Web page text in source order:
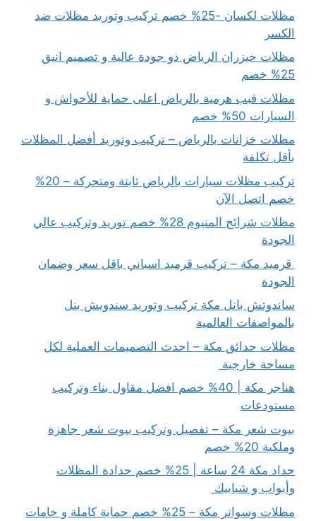
مظلات لكسان -25% خصم تركيب وتوريد مظلات ضد
الكسر
مظلات خيزران الرياض ذو جودة عالية و تصميم انيق
25% خصم
مظلات قبب هرمية بالرياض اعلى حماية للأحواش و
السيارات 50% خصم
مظلات خزانات بالرياض – تركيب وتوريد أفضل المظلات
بأقل تكلفة
تركيب مظلات سيارات بالرياض ثابتة ومتحركة – 20%
خصم اتصل الآن
مظلات شرائح المنيوم 28% خصم توريد وتركيب عالي
الجودة
قرميد مكة – تركيب قرميد اسباني باقل سعر وضمان
الجودة
ساندوتش بانل مكة تركيب وتوريد سندويش بنل
بالمواصفات العالمية
مظلات حدائق مكة – احدث التصميمات العملية لكل
مساحة خارجية
هناجر مكة | 40% خصم افضل مقاول بناء وتركيب
مستودعات
بيوت شعر مكة – تفصيل وتركيب بيوت شعر جاهزة
وملكية 20% خصم
حداد مكة 24 ساعة | 25% خصم حدادة المظلات
وأبواب و شبابيك
مظلات وسواتر مكة – 25% خصم حماية كاملة و خامات